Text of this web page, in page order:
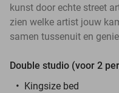
kunst door echte street
zien welke artist jouw
samen tussenuit en
Double studio (voor 2
Kingsize bed